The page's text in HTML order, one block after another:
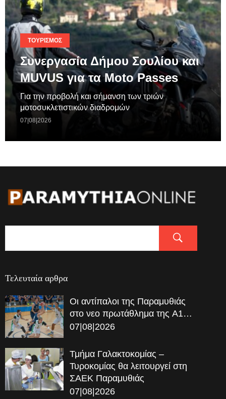
ΤΟΥΡΙΣΜΌΣ
Συνεργασία Δήμου Σουλίου και
MUVUS για τα Moto Passes
Για την προβολή και σήμανση των τριών
μοτοσυκλετιστικών διαδρομών
07|08|2026
Τελευταία αρθρα
Οι αντίπαλοι της Παραμυθιάς
στο νεο πρωτάθλημα της A1…
07|08|2026
Τμήμα Γαλακτοκομίας –
Τυροκομίας θα λειτουργεί στη
ΣΑΕΚ Παραμυθιάς
07|08|2026